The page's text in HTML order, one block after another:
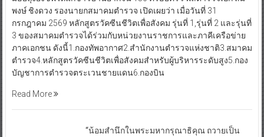
พงษ์ ชิงดวง รองนายกสมาคมตำรวจ เปิดเผยว่า เมื่อวันที่ 31
กรกฎาคม 2569 หลักสูตรวัคซีนชีวิตเพื่อสังคม รุ่นที่ 1,รุ่นที่ 2 และรุ่นที่
3 ของสมาคมตำรวจได้ร่วมกับหน่วยงานราชการและภาคีเครือข่าย
ภาคเอกชน ดังนี้1.กองทัพอากาศ2.สำนักงานตำรวจแห่งชาติ3.สมาคม
ตำรวจ4.หลักสูตรวัคซีนชีวิตเพื่อสังคมสำหรับผู้บริหารระดับสูง5.กอง
บัญชาการตำรวจตระเวนชายแดน6.กองบิน
Read More
“น้อมสำนึกในพระมหากรุณาธิคุณ ถวายเป็น